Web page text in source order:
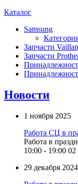
Каталог
Samsung
Запчасти
Запчасти
Новости
1 ноября 2025
Работа СЦ в
Работа в
10:00 - 19:00
29 декабря 2024